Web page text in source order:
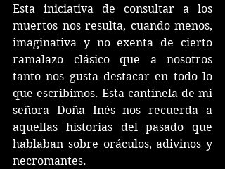
Esta iniciativa de consultar a los
muertos nos resulta, cuando menos,
imaginativa y no exenta de cierto
ramalazo clásico que a nosotros
tanto nos gusta destacar en todo lo
que escribimos. Esta cantinela de mi
señora Doña Inés nos recuerda a
aquellas historias del pasado que
hablaban sobre oráculos, adivinos y
necromantes.